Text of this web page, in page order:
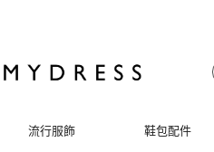
流行服飾 鞋包配件